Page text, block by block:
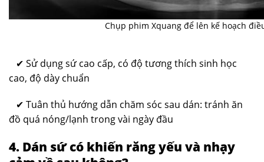
Chụp phim Xquang để lên kế hoạch
✔ Sử dụng sứ cao cấp, có độ tương thích sinh học
cao, độ dày chuẩn
✔ Tuân thủ hướng dẫn chăm sóc sau dán: tránh ăn
đồ quá nóng/lạnh trong vài ngày đầu
4. Dán sứ có khiến răng yếu và nhạy